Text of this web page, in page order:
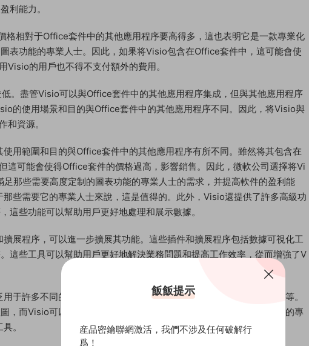
利能力。
相對于Office套件中的其他應用程序要高得多，這也表明它是一款專業化
表功能的專業人士。因此，如果将Visio包含在Office套件中，這可能會使
的用戶也不得不支付額外的費用。
。盡管Visio可以與Office套件中的其他應用程序集成，但與其他應用程序
的使用場景和目的與Office套件中的其他應用程序不同。因此，将Visio與
和資源。
用範圍和目的與Office套件中的其他應用程序有所不同。雖然将其包含在
這可能會使得Office套件的價格過高，影響銷售。因此，微軟公司選擇将Vi
那些需要高度定制的圖表功能的專業人士的需求，并提高軟件的盈利能
些需要它的專業人士來說，這是值得的。此外，Visio還提供了許多高級功
這些功能可以幫助用戶更好地處理和展示數據。
展程序，可以進一步擴展其功能。這些插件和擴展程序包括數據可視化工
這些工具可以幫助用戶更好地解決業務問題和提高工作效率，從而增強了V
于許多不同的行業和領域，如信息技術、工程、醫療保健、市場營銷等。
，而Visio可以提供這些高度定制的功能。因此，對于這些行業和領域的專
。
飯飯提示
産品密鑰聯網激活，我們不涉及任何破解行
爲！